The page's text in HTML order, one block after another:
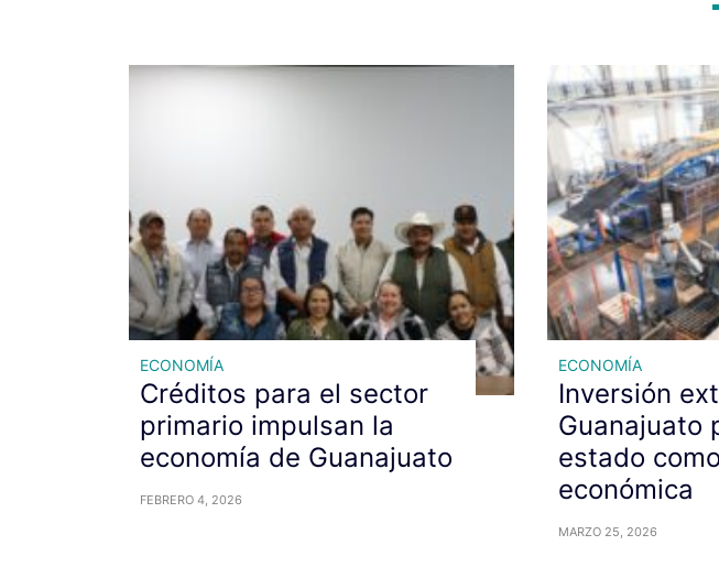
ECONOMÍA
Créditos para el sector
primario impulsan la
economía de Guanajuato
FEBRERO 4, 2026
ECONOMÍA
Inversión
Guanajuato
estado
económica
MARZO 25, 2026